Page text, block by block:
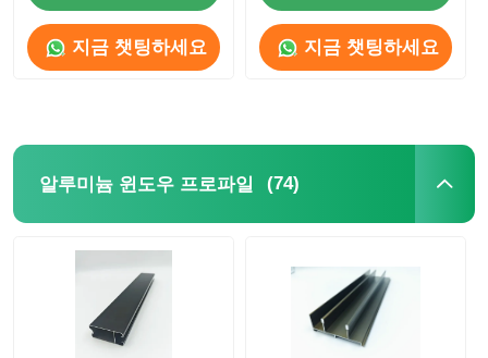
지금 챗팅하세요 지금 챗팅하세요
알루미늄 윈도우 프로파일 (74)